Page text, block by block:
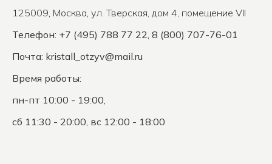
125009, Москва, ул. Тверская, дом 4, помещение VII
Телефон: +7 (495) 788 77 22, 8 (800) 707-76-01
Почта: kristall_otzyv@mail.ru
Время работы:
пн-пт 10:00 - 19:00,
сб 11:30 - 20:00, вс 12:00 - 18:00